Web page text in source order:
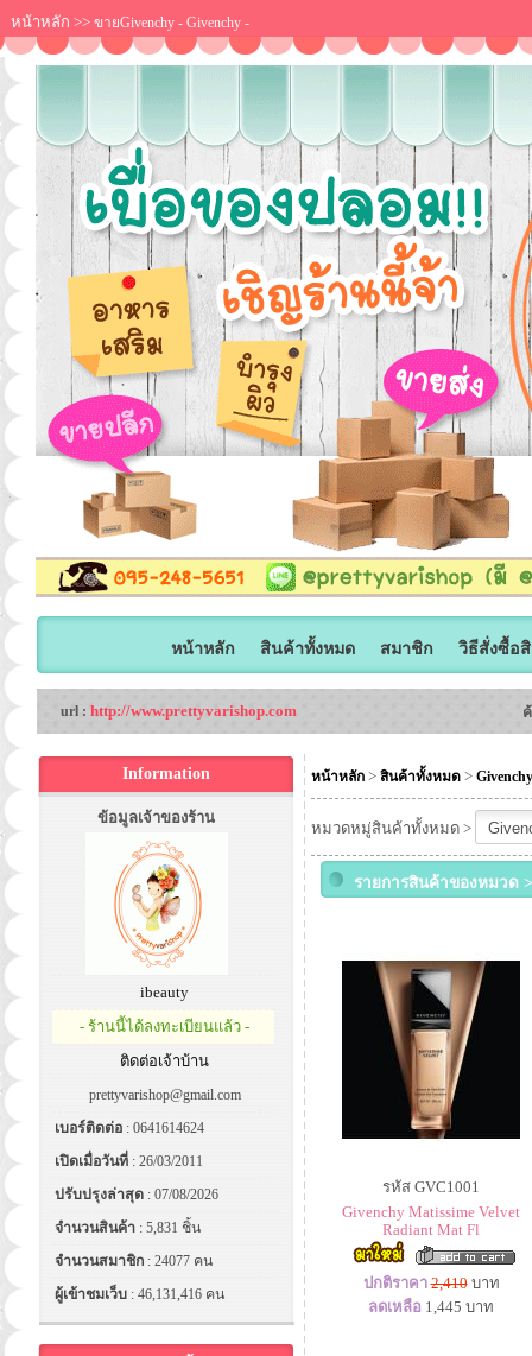
หน้าหลัก >> ขายGivenchy - Givenchy -
หน้าหลัก สินค้าทั้งหมด สมาชิก วิธีสั่งซื้อ
url : http://www.prettyvarishop.com
Information
ข้อมูลเจ้าของร้าน
ibeauty
- ร้านนี้ได้ลงทะเบียนแล้ว -
ติดต่อเจ้าบ้าน
prettyvarishop@gmail.com
เบอร์ติดต่อ : 0641614624
เปิดเมื่อวันที่ : 26/03/2011
ปรับปรุงล่าสุด : 07/08/2026
จำนวนสินค้า : 5,831 ชิ้น
จำนวนสมาชิก : 24077 คน
ผู้เข้าชมเว็บ : 46,131,416 คน
หน้าหลัก > สินค้าทั้งหมด > Givenchy
หมวดหมู่สินค้าทั้งหมด >
รายการสินค้าของหมวด
รหัส GVC1001
Givenchy Matissime Velvet
Radiant Mat Fl
ปกติราคา 2,410บาท
ลดเหลือ 1,445 บาท